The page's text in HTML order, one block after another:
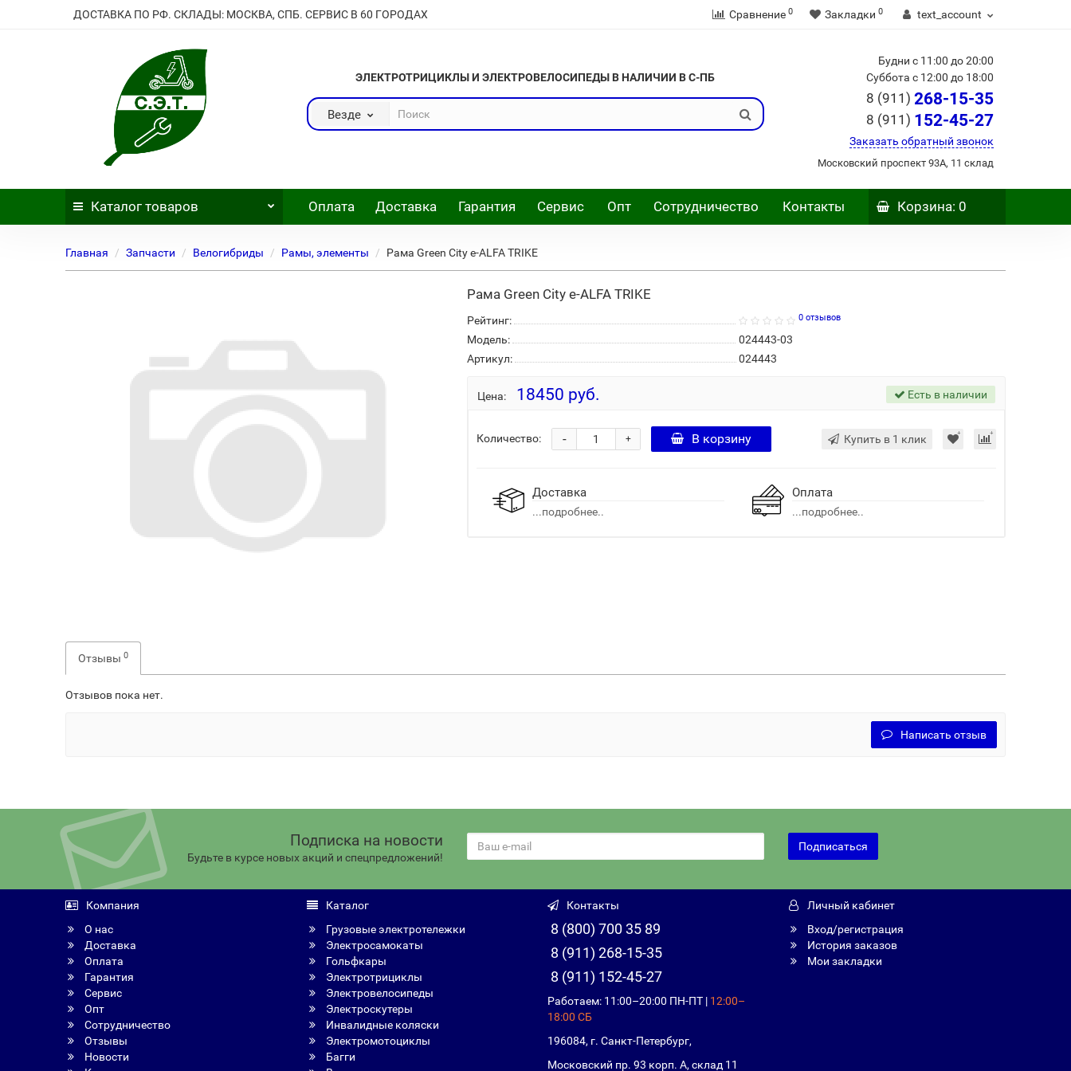
ДОСТАВКА ПО РФ. СКЛАДЫ: МОСКВА, СПБ. СЕРВИС В 60 ГОРОДАХ Сравнение 0 Закладки 0 text_account
ЭЛЕКТРОТРИЦИКЛЫ И ЭЛЕКТРОВЕЛОСИПЕДЫ В НАЛИЧИИ В С-ПБ
Везде
Будни с 11:00 до 20:00
Суббота с 12:00 до 18:00
8 (911) 268-15-35
8 (911) 152-45-27
Заказать обратный звонок
Московский проспект 93А, 11 склад
Каталог товаров Оплата Доставка Гарантия Сервис Опт Сотрудничество Контакты Корзина: 0
Главная Запчасти Велогибриды Рамы, элементы Рама Green City e-ALFA TRIKE
Рама Green City e-ALFA TRIKE
Рейтинг: 0 отзывов
Модель:
024443-03
Артикул:
024443
Цена: 18450 руб. Есть в наличии
Количество: +
- В корзину Купить в 1 клик
Доставка
...подробнее..
Оплата
...подробнее..
Отзывы0
Отзывов пока нет.
Написать отзыв
Подписка на новости
Будьте в курсе новых акций и спецпредложений!
Подписаться
Компания
О нас
Доставка
Оплата
Гарантия
Сервис
Опт
Сотрудничество
Отзывы
Новости
Каталог
Грузовые электротележки
Электросамокаты
Гольфкары
Электротрициклы
Электровелосипеды
Электроскутеры
Инвалидные коляски
Электромотоциклы
Багги
Контакты
8 (800) 700 35 89
8 (911) 268-15-35
8 (911) 152-45-27
Работаем: 11:00–20:00 ПН-ПТ | 12:00–
18:00 СБ
196084, г. Санкт-Петербург,
Московский пр. 93 корп. А, склад 11
Личный кабинет
Вход/регистрация
История заказов
Мои закладки